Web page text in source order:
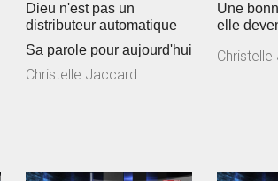
Dieu n'est pas un
distributeur automatique
Sa parole pour aujourd'hui
Christelle Jaccard
Une
elle